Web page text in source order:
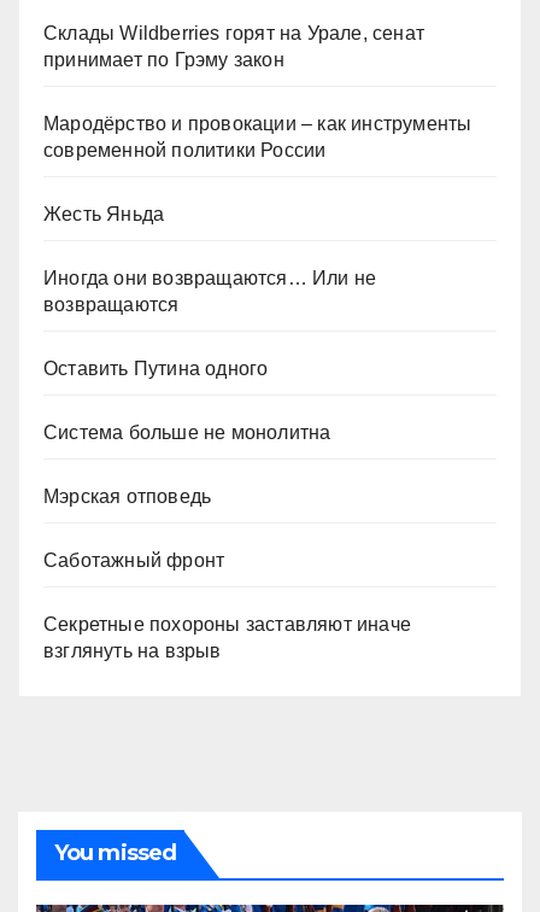
Склады Wildberries горят на Урале, сенат
принимает по Грэму закон
Мародёрство и провокации – как инструменты
современной политики России
Жесть Яньда
Иногда они возвращаются… Или не
возвращаются
Оставить Путина одного
Система больше не монолитна
Мэрская отповедь
Саботажный фронт
Секретные похороны заставляют иначе
взглянуть на взрыв
You missed